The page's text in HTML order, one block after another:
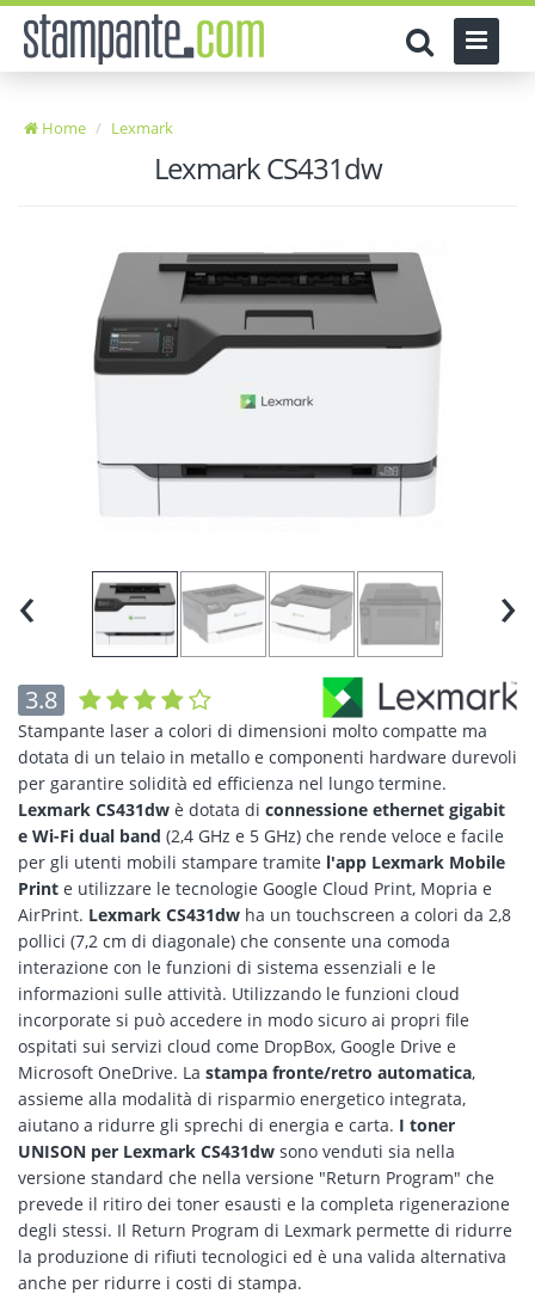
Home Lexmark
Lexmark CS431dw
‹ ›
3.8
Stampante laser a colori di dimensioni molto compatte ma
dotata di un telaio in metallo e componenti hardware durevoli
per garantire solidità ed efficienza nel lungo termine.
Lexmark CS431dw è dotata di connessione ethernet gigabit
e Wi-Fi dual band (2,4 GHz e 5 GHz) che rende veloce e facile
per gli utenti mobili stampare tramite l'app Lexmark Mobile
Print e utilizzare le tecnologie Google Cloud Print, Mopria e
AirPrint. Lexmark CS431dw ha un touchscreen a colori da 2,8
pollici (7,2 cm di diagonale) che consente una comoda
interazione con le funzioni di sistema essenziali e le
informazioni sulle attività. Utilizzando le funzioni cloud
incorporate si può accedere in modo sicuro ai propri file
ospitati sui servizi cloud come DropBox, Google Drive e
Microsoft OneDrive. La stampa fronte/retro automatica,
assieme alla modalità di risparmio energetico integrata,
aiutano a ridurre gli sprechi di energia e carta. I toner
UNISON per Lexmark CS431dw sono venduti sia nella
versione standard che nella versione "Return Program" che
prevede il ritiro dei toner esausti e la completa rigenerazione
degli stessi. Il Return Program di Lexmark permette di ridurre
la produzione di rifiuti tecnologici ed è una valida alternativa
anche per ridurre i costi di stampa.